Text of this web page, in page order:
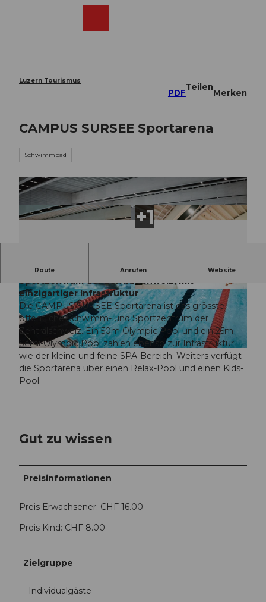
Luzern Tourismus
PDF
Teilen
Merken
CAMPUS SURSEE Sportarena
Schwimmbad
© Samuel TrÃ¼mpy, SAMUEL TRUEMPY | CC-BY
© Chris Roos, chrisroosfotografie.ch | CC-BY © Chris Roos, chrisroosfotografie.ch | CC-BY
Route Anrufen Website
Grösstes öffentliches Schwimm- und
Sportzentrum der Zentralschweiz, mit
einzigartiger Infrastruktur
Die CAMPUS SURSEE Sportarena ist das grösste
öffentliche Schwimm- und Sportzentrum der
Zentralschweiz. Ein 50m Olympic Pool und ein 25m
Semi-Olympic Pool zählen ebenso zur Infrastruktur
wie der kleine und feine SPA-Bereich. Weiters verfügt
die Sportarena über einen Relax-Pool und einen Kids-
Pool.
Gut zu wissen
Preisinformationen
Preis Erwachsener: CHF 16.00
Preis Kind: CHF 8.00
Zielgruppe
Individualgäste